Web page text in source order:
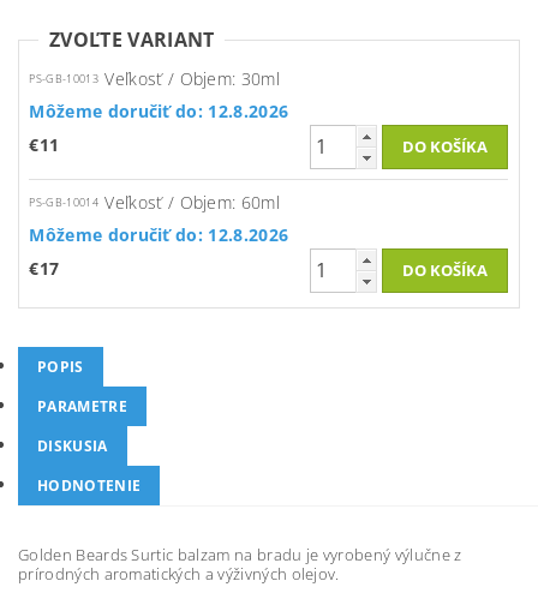
ZVOĽTE VARIANT
PS-GB-10013 Veľkosť / Objem: 30ml
Môžeme doručiť do: 12.8.2026
€11
PS-GB-10014 Veľkosť / Objem: 60ml
Môžeme doručiť do: 12.8.2026
€17
POPIS
PARAMETRE
DISKUSIA
HODNOTENIE
Golden Beards Surtic balzam na bradu je vyrobený výlučne z
prírodných aromatických a výživných olejov.